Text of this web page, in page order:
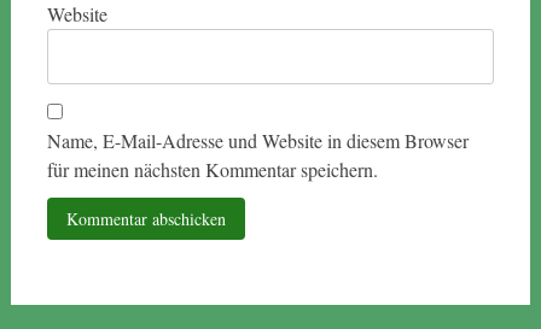
Website
Name, E-Mail-Adresse und Website in diesem Browser
für meinen nächsten Kommentar speichern.